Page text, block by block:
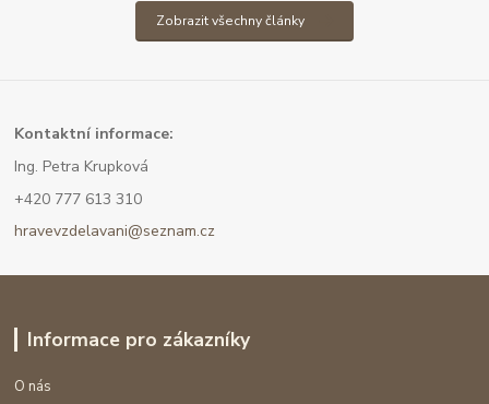
Zobrazit všechny články
Kontaktní informace:
Ing. Petra Krupková
+420 777 613 310
hravevzdelavani@seznam.cz
Informace pro zákazníky
O nás